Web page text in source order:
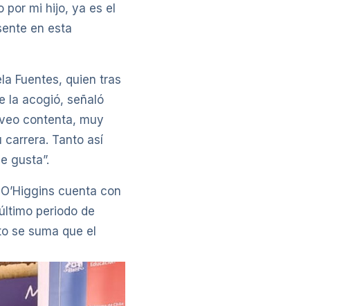
por mi hijo, ya es el
en esta
Fuentes, quien tras
la acogió, señaló
contenta, muy
carrera. Tanto así
gusta”.
cuenta con
periodo de
se suma que el